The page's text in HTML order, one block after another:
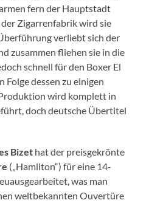
fern der Hauptstadt
Zigarrenfabrik wird sie
verliebt sich der
zusammen fliehen sie in die
schnell für den Boxer El
Folge dessen zu einigen
wird komplett in
doch deutsche Übertitel
Bizet hat der preisgekrönte
(„Hamilton“) für eine 14-
was man
weltbekannten Ouvertüre